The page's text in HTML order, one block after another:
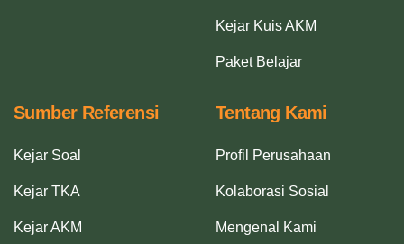
Kejar Kuis AKM
Paket Belajar
Sumber Referensi
Kejar Soal
Kejar TKA
Kejar AKM
Tentang Kami
Profil Perusahaan
Kolaborasi Sosial
Mengenal Kami